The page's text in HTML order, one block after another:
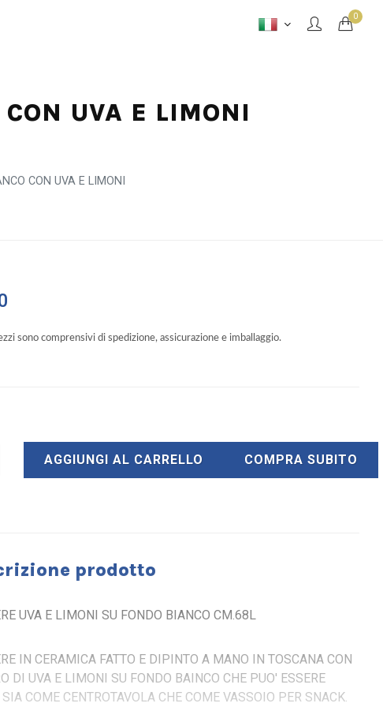
0
UVA E LIMONI
CON UVA E LIMONI
sono comprensivi di spedizione, assicurazione e imballaggio.
AGGIUNGI AL CARRELLO COMPRA SUBITO
prodotto
UVA E LIMONI SU FONDO BIANCO CM.68L
IN CERAMICA FATTO E DIPINTO A MANO IN TOSCANA CON
DI UVA E LIMONI SU FONDO BAINCO CHE PUO' ESSERE
SIA COME CENTROTAVOLA CHE COME VASSOIO PER SNACK.